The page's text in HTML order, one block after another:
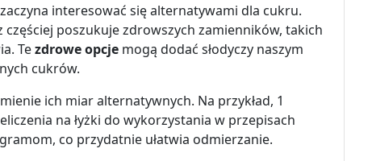
interesować się alternatywami dla cukru.
poszukuje zdrowszych zamienników, takich
Tezdrowe opcje mogą dodać słodyczy naszym
cukrów.
ich miar alternatywnych. Na przykład, 1
na łyżki do wykorzystania w przepisach
co przydatnie ułatwia odmierzanie.